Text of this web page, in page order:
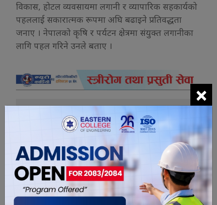
विकास, होटल व्यवसायमा लगानी र व्यापारिक सहकार्यको
पहललाई सकारात्मक रूपमा अघि बढाइने प्रतिवद्धता
जनाए । नेपालको कृषि र पर्यटन क्षेत्रमा संयुक्त लगानीका
लागि पहल गरिने उनले बताए ।
यो खबर पढेर तपाईलाई कस्तो महसुस
भयो ?
0 0 0 0
×